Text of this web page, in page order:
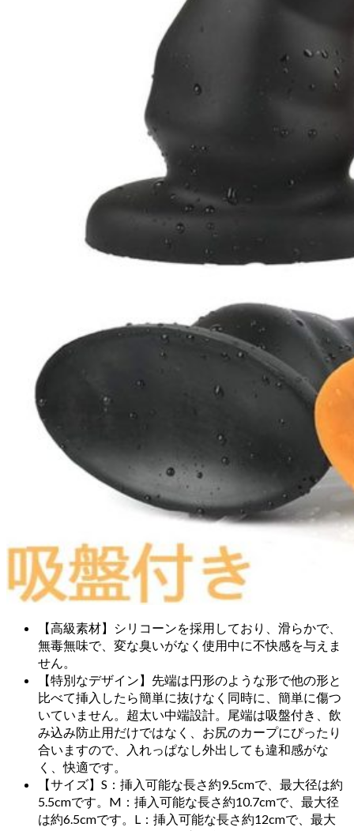
【高級素材】シリコーンを採用しており、滑らかで、
無毒無味で、変な臭いがなく使用中に不快感を与えま
せん。
【特別なデザイン】先端は円形のような形で他の形と
比べて挿入したら簡単に抜けなく同時に、簡単に傷つ
いていません。超太い中端設計。尾端は吸盤付き、飲
み込み防止用だけではなく、お尻のカープにぴったり
合いますので、入れっぱなし外出しても違和感がな
く、快適です。
【サイズ】S：挿入可能な長さ約9.5cmで、最大径は約
5.5cmです。M：挿入可能な長さ約10.7cmで、最大径
は約6.5cmです。L：挿入可能な長さ約12cmで、最大